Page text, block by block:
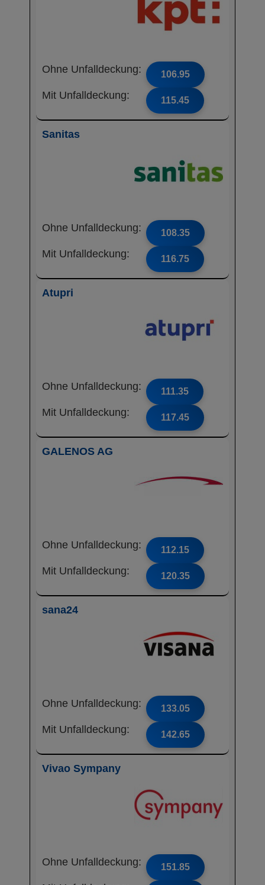
Ohne Unfalldeckung: 106.95
Mit Unfalldeckung: 115.45
Sanitas
Ohne Unfalldeckung: 108.35
Mit Unfalldeckung: 116.75
Atupri
Ohne Unfalldeckung: 111.35
Mit Unfalldeckung: 117.45
GALENOS AG
Ohne Unfalldeckung: 112.15
Mit Unfalldeckung: 120.35
sana24
Ohne Unfalldeckung: 133.05
Mit Unfalldeckung: 142.65
Vivao Sympany
Ohne Unfalldeckung: 151.85